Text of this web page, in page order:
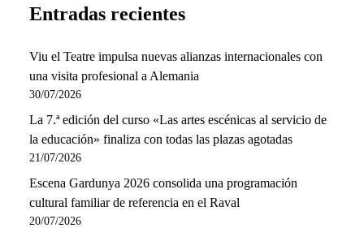
Entradas recientes
Viu el Teatre impulsa nuevas alianzas internacionales con
una visita profesional a Alemania
30/07/2026
La 7.ª edición del curso «Las artes escénicas al servicio de
la educación» finaliza con todas las plazas agotadas
21/07/2026
Escena Gardunya 2026 consolida una programación
cultural familiar de referencia en el Raval
20/07/2026